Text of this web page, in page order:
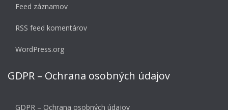
Feed záznamov
RSS feed komentárov
WordPress.org
GDPR – Ochrana osobných údajov
GDPR – Ochrana osobných údajov